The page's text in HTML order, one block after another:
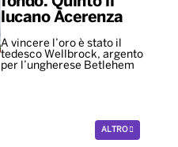
lucano Acerenza
A vincere l’oro è stato il
tedesco Wellbrock, argento
per l’ungherese Betlehem
ALTRO